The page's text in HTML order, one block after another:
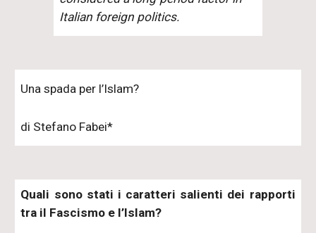
Italian foreign politics.
Una spada per l’Islam?
di Stefano Fabei*
Quali sono stati i caratteri salienti dei rapporti
tra il Fascismo e l’Islam?